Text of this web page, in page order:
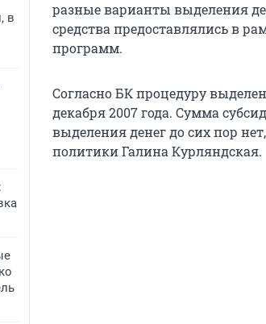
в
разные варианты выделения
средства предоставлялись в
программ.
Согласно БК процедуру
декабря 2007 года. Сумма
выделения денег до сих пор
политики Галина Курляндская.